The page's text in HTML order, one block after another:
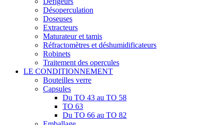
Désoperculation
Doseuses
Extracteurs
Maturateur et tamis
Réfractomètres et déshumidificateurs
Robinets
Traitement des opercules
LE CONDITIONNEMENT
Bouteilles verre
Capsules
Du TO 43 au TO 58
TO 63
Du TO 66 au TO 82